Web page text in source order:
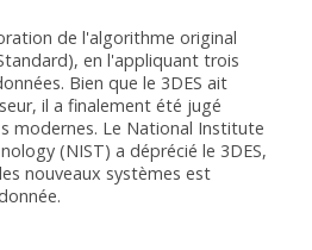
de l'algorithme original
en l'appliquant trois
Bien que le 3DES ait
il a finalement été jugé
modernes. Le National Institute
(NIST) a déprécié le 3DES,
nouveaux systèmes est